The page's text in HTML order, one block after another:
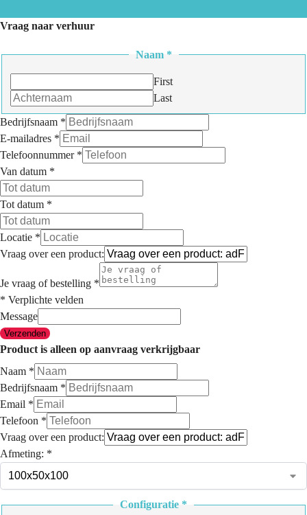
Vraag naar verhuur
Naam *
First
Last
Bedrijfsnaam *
E-mailadres *
Telefoonnummer *
Van datum *
Tot datum *
Locatie *
Vraag over een product:
Je vraag of bestelling *
* Verplichte velden
Message
Verzenden
Product is alleen op aanvraag verkrijgbaar
Naam *
Bedrijfsnaam *
Email *
Telefoon *
Vraag over een product:
Afmeting: *
Configuratie *